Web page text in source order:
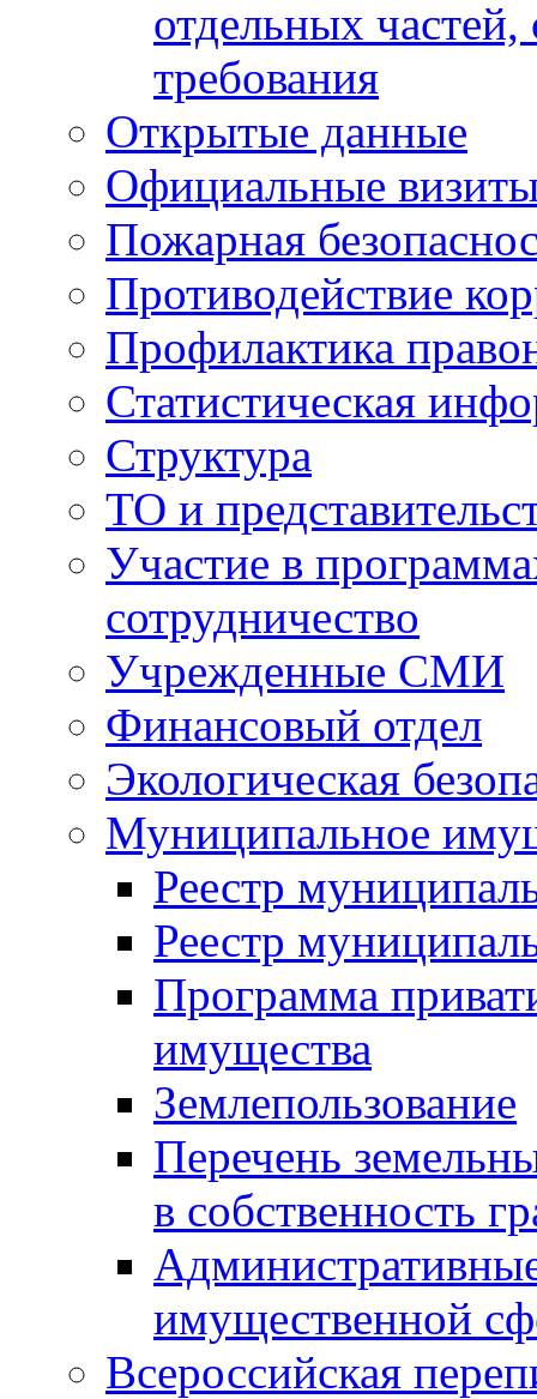
отдельных
требования
Открытые данные
Официальные
Пожарная
Противодействие
Профилактика
Статистическая
Структура
ТО и
Участие в
сотрудничество
Учрежденные СМИ
Финансовый отдел
Экологическая
Муниципальное
Реестр
Реестр
Программа
имущества
Землепользование
Перечень
в собственность
имущественной
Всероссийская